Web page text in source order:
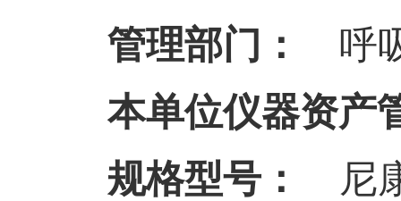
管理部门：
呼
本单位仪器资产
规格型号：
尼